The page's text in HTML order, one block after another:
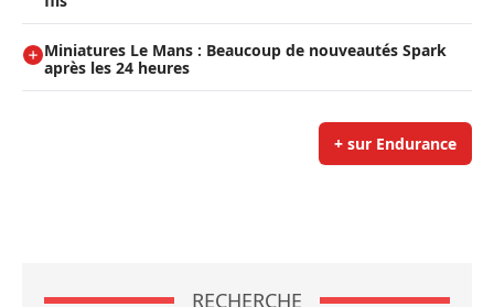
Miniatures Le Mans : Beaucoup de nouveautés Spark
après les 24 heures
+ sur Endurance
RECHERCHE